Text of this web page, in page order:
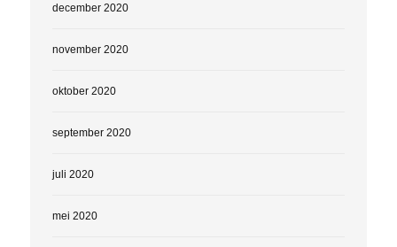
december 2020
november 2020
oktober 2020
september 2020
juli 2020
mei 2020